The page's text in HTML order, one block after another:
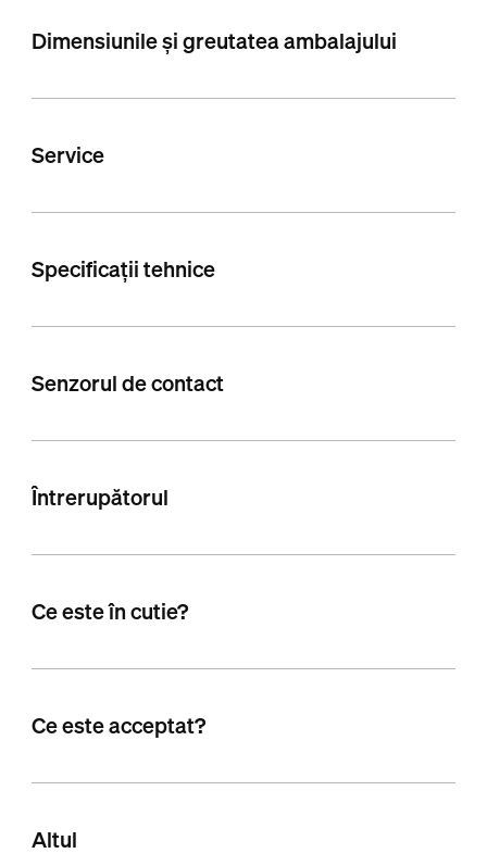
Dimensiunile și greutatea ambalajului
Service
Specificații tehnice
Senzorul de contact
Întrerupătorul
Ce este în cutie?
Ce este acceptat?
Altul